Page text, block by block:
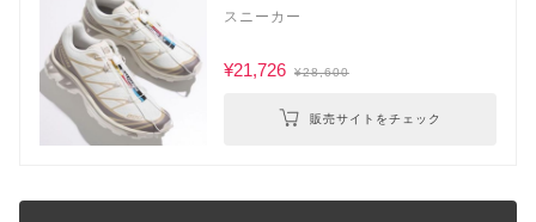
スニーカー
¥21,726 ¥28,600
販売サイトをチェック